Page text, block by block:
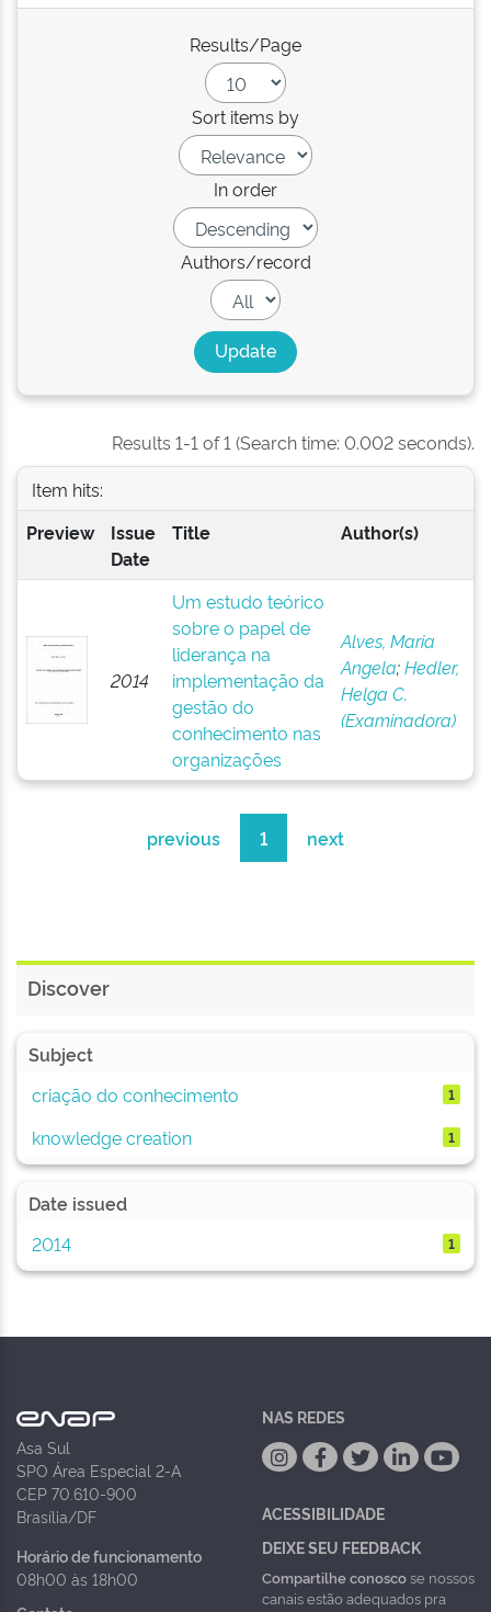
Results/Page
Sort items by
In order
Authors/record
Results 1-1 of 1 (Search time: 0.002 seconds).
Item hits:
Preview
Issue
Date
Title Author(s)
2014
Um estudo teórico
sobre o papel de
liderança na
implementação da
gestão do
conhecimento nas
organizações
Alves, Maria
Angela;Hedler,
Helga C.
(Examinadora)
previous 1 next
Discover
Subject
criação do conhecimento
1
knowledge creation 1
Date issued
2014
1
Asa Sul
SPO Área Especial 2-A
CEP 70.610-900
Brasília/DF
Horário de funcionamento
08h00 às 18h00
NAS REDES
ACESSIBILIDADE
DEIXE SEU FEEDBACK
Compartilhe conoscose nossos
canais estão adequados pra